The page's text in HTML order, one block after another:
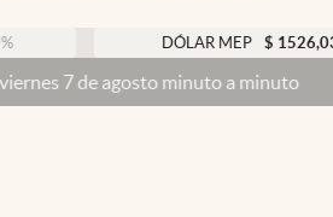
DÓLAR MEP $ 1526,03 0.43%
minuto a minuto